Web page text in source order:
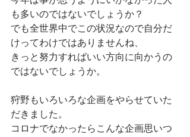
も多いのではないでしょうか？
でも全世界中でこの状況なので自分だ
けってわけではありませんね、
きっと努力すればいい方向に向かうの
ではないでしょうか。
狩野もいろいろな企画をやらせていた
だきました。
コロナでなかったらこんな企画思いつ